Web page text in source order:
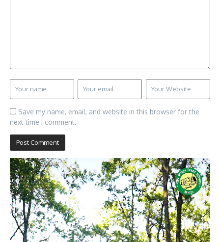
Save my name, email, and website in this browser for the
next time I comment.